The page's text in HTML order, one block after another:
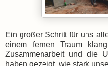
Ein großer Schritt für uns
einem fernen Traum
Zusammenarbeit und die
haben gezeigt, wie stark